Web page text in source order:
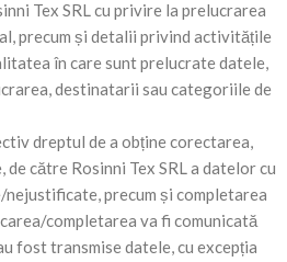
Tex SRL cu privire la prelucrarea
precum și detalii privind activitățile
în care sunt prelucrate datele,
destinatarii sau categoriile de
dreptul de a obține corectarea,
către Rosinni Tex SRL a datelor cu
precum și completarea
completarea va fi comunicată
fost transmise datele, cu excepția